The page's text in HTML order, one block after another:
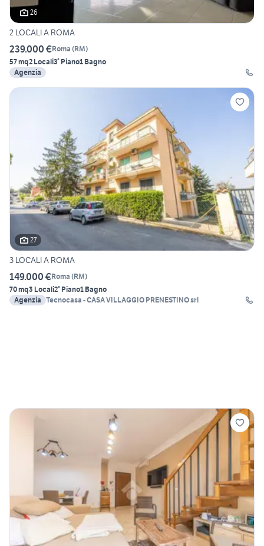
26
2 LOCALI A ROMA
239.000 €Roma (RM)
57 mq2 Locali3° Piano1 Bagno
Agenzia
27
3 LOCALI A ROMA
149.000 €Roma (RM)
70 mq3 Locali2° Piano1 Bagno
Agenzia Tecnocasa - CASA VILLAGGIO PRENESTINO srl